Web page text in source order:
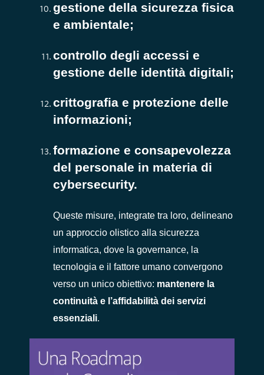
gestione della sicurezza fisica
e ambientale;
controllo degli accessi e
gestione delle identità digitali;
crittografia e protezione delle
informazioni;
formazione e consapevolezza
del personale in materia di
cybersecurity.
Queste misure, integrate tra loro, delineano
un approccio olistico alla sicurezza
informatica, dove la governance, la
tecnologia e il fattore umano convergono
verso un unico obiettivo: mantenere la
continuità e l’affidabilità dei servizi
essenziali.